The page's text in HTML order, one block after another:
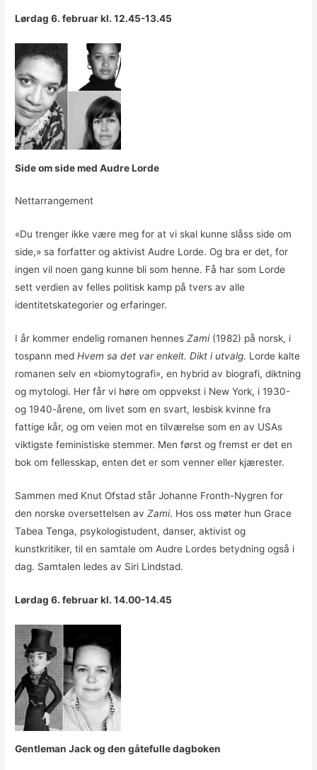
Lørdag 6. februar kl. 12.45-13.45
Side om side med Audre Lorde
Nettarrangement
«Du trenger ikke være meg for at vi skal kunne slåss side om
side,» sa forfatter og aktivist Audre Lorde. Og bra er det, for
ingen vil noen gang kunne bli som henne. Få har som Lorde
sett verdien av felles politisk kamp på tvers av alle
identitetskategorier og erfaringer.
I år kommer endelig romanen hennesZami(1982) på norsk, i
tospann medHvem sa det var enkelt. Dikt i utvalg. Lorde kalte
romanen selv en «biomytografi», en hybrid av biografi, diktning
og mytologi. Her får vi høre om oppvekst i New York, i 1930-
og 1940-årene, om livet som en svart, lesbisk kvinne fra
fattige kår, og om veien mot en tilværelse som en av USAs
viktigste feministiske stemmer. Men først og fremst er det en
bok om fellesskap, enten det er som venner eller kjærester.
Sammen med Knut Ofstad står Johanne Fronth-Nygren for
den norske oversettelsen avZami. Hos oss møter hun Grace
Tabea Tenga, psykologistudent, danser, aktivist og
kunstkritiker, til en samtale om Audre Lordes betydning også i
dag. Samtalen ledes av Siri Lindstad.
Lørdag 6. februar kl. 14.00-14.45
Gentleman Jack og den gåtefulle dagboken